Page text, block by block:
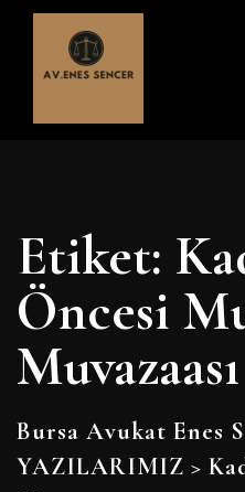
Etiket:
Öncesi
Muvazaası
Bursa Avukat Enes
YAZILARIMIZ >